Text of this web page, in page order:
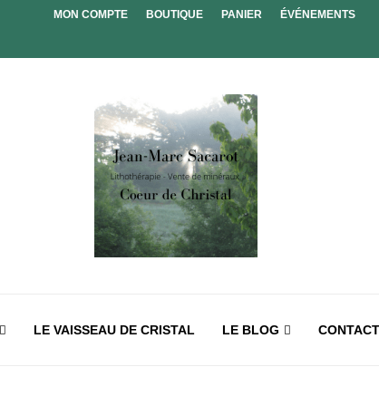
MON COMPTE BOUTIQUE PANIER ÉVÉNEMENTS
LE VAISSEAU DE CRISTAL LE BLOG CONTACT